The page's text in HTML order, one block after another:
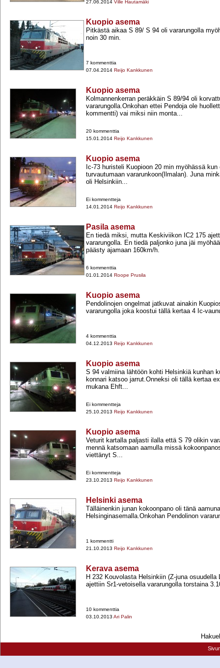
27.06.2014 Ville Hautamäki
Kuopio asema
Pitkästä aikaa S 89/ S 94 oli vararungolla
noin 30 min.
7 kommenttia
07.04.2014 Reijo Kankkunen
Kuopio asema
Kolmannenkerran peräkkäin S 89/94 oli
vararungolla.Onkohan ettei Pendoja ole
kommentti) vai miksi niin monta...
20 kommenttia
15.01.2014 Reijo Kankkunen
Kuopio asema
Ic-​73 huristeli Kuopioon 20 min myöhässä kun
turvautumaan vararunkoon(Ilmalan). Juna
oli Helsinkiin...
Ei kommentteja
14.01.2014 Reijo Kankkunen
Pasila asema
En tiedä miksi, mutta Keskiviikon IC2 175
vararungolla. En tiedä paljonko juna jäi
päästy ajamaan 160km/h.
6 kommenttia
01.01.2014 Roope Prusila
Kuopio asema
Pendolinojen ongelmat jatkuvat ainakin
vararungolla joka koostui tällä kertaa 4 Ic-​
4 kommenttia
04.12.2013 Reijo Kankkunen
Kuopio asema
S 94 valmiina lähtöön kohti Helsinkiä kunhan
konnari katsoo jarrut.Onneksi oli tällä kertaa
mukana Ehft...
Ei kommentteja
25.10.2013 Reijo Kankkunen
Kuopio asema
Veturit kartalla paljasti ilalla että S 79 olikin
mennä katsomaan aamulla missä
viettänyt S...
Ei kommentteja
23.10.2013 Reijo Kankkunen
Helsinki asema
Tälläinenkin junan kokoonpano oli tänä aamuna
Helsinginasemalla.Onkohan Pendolinon
1 kommentti
21.10.2013 Reijo Kankkunen
Kerava asema
H 232 Kouvolasta Helsinkiin (Z-​juna osuudella
ajettiin Sr1-​vetoisella vararungolla torstaina
10 kommenttia
03.10.2013 Ari Palin